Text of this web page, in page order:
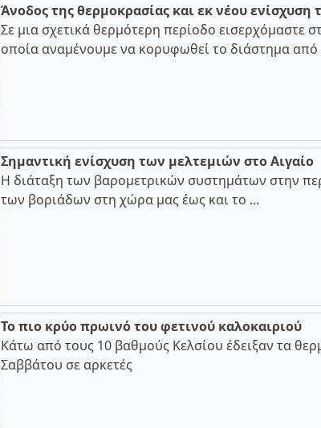
Άνοδος της θερμοκρασίας και εκ νέου
Σε μια σχετικά θερμότερη περίοδο εισερχόμαστε
οποία αναμένουμε να κορυφωθεί το διάστημα από
Σημαντική ενίσχυση των μελτεμιών στο Αιγαίο
Η διάταξη των βαρομετρικών συστημάτων στην
των βοριάδων στη χώρα μας έως και το ...
Το πιο κρύο πρωινό του φετινού καλοκαιριού
Κάτω από τους 10 βαθμούς Κελσίου έδειξαν τα
Σαββάτου σε αρκετές